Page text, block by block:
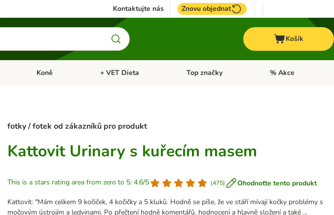
Kontaktujte nás Znovu objednat
Košík
Otevřít menu: Akvaristika
Koně Otevřít menu: Koně
+ VET Dieta Otevřít menu: + VET Dieta
Top značky Otevřít menu: Top
% Akce
fotky / fotek od zákazníků pro produkt
Kattovit Urinary s kuřecím masem
This is a stars rating area from zero to 5: 4.6/5 (475) Ohodnoťte tento produkt
Kattovit: "Mám celkem 9 kočiček, 4 kočičky a 5 kluků. Hodně se píše, že ve stáří mívají kočky problémy s
močovým ústrojím a ledvinami. Po přečtení hodně komentářů, hodnocení a hlavně složení a také ...